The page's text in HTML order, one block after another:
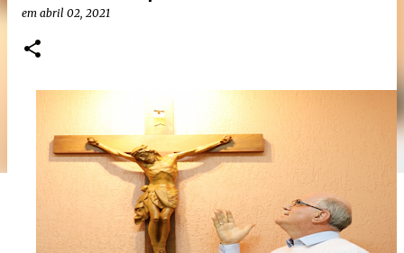
em abril 02, 2021